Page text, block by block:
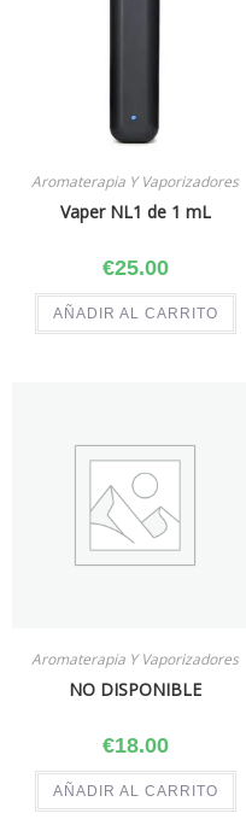
Aromaterapia Y Vaporizadores
Vaper NL1 de 1 mL
€25.00
AÑADIR AL CARRITO
Aromaterapia Y Vaporizadores
NO DISPONIBLE
€18.00
AÑADIR AL CARRITO